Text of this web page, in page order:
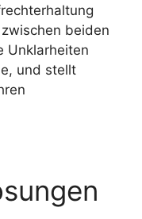
beiden
Unklarheiten
und stellt